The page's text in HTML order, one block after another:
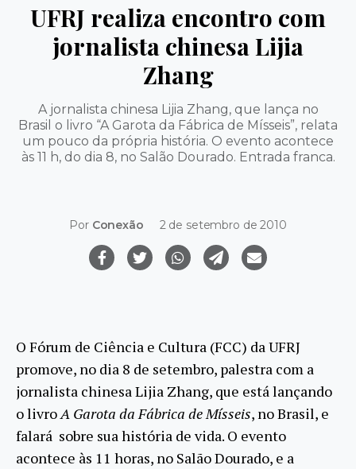
UFRJ realiza encontro com
jornalista chinesa Lijia
Zhang
A jornalista chinesa Lijia Zhang, que lança no
Brasil o livro “A Garota da Fábrica de Mísseis”, relata
um pouco da própria história. O evento acontece
às 11 h, do dia 8, no Salão Dourado. Entrada franca.
Por Conexão 2 de setembro de 2010
O Fórum de Ciência e Cultura (FCC) da UFRJ
promove, no dia 8 de setembro, palestra com a
jornalista chinesa Lijia Zhang, que está lançando
o livroA Garota da Fábrica de Mísseis, no Brasil, e
falará sobre sua história de vida. O evento
acontece às 11 horas, no Salão Dourado, e a